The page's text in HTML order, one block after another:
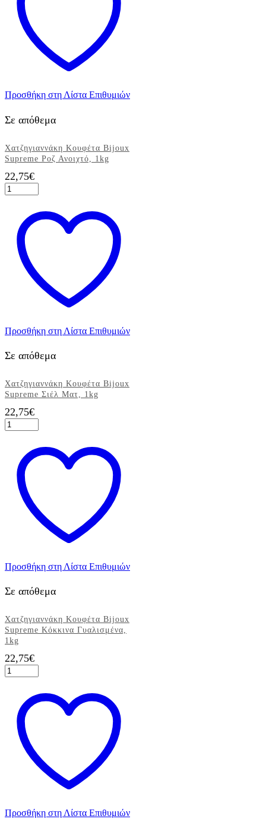
1kg
ποσότητα
Προσθήκη στη Λίστα Επιθυμιών
Σε απόθεμα
Χατζηγιαννάκη Κουφέτα Bijoux
Supreme Ροζ Ανοιχτό, 1kg
22,75€
Χατζηγιαννάκη
Κουφέτα
Supreme
Ροζ
Ανοιχτό,
1kg
ποσότητα
Προσθήκη στη Λίστα Επιθυμιών
Σε απόθεμα
Χατζηγιαννάκη Κουφέτα Bijoux
Supreme Σιέλ Ματ, 1kg
22,75€
Χατζηγιαννάκη
Κουφέτα
Supreme
Σιέλ
Ματ,
1kg
ποσότητα
Προσθήκη στη Λίστα Επιθυμιών
Σε απόθεμα
Χατζηγιαννάκη Κουφέτα Bijoux
Supreme Κόκκινα Γυαλισμένα,
1kg
22,75€
Χατζηγιαννάκη
Κουφέτα
Supreme
Κόκκινα
Γυαλισμένα,
1kg
ποσότητα
Προσθήκη στη Λίστα Επιθυμιών